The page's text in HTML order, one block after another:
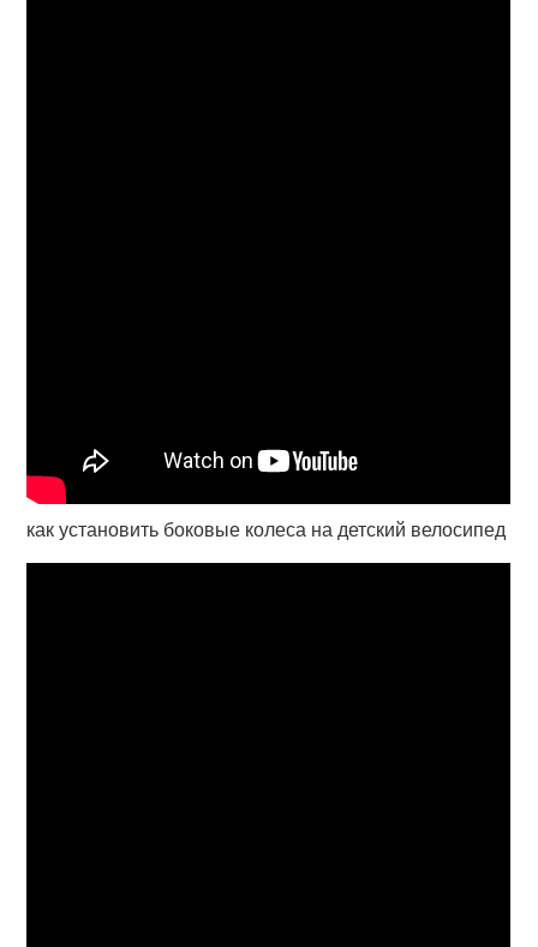
как установить боковые колеса на детский велосипед